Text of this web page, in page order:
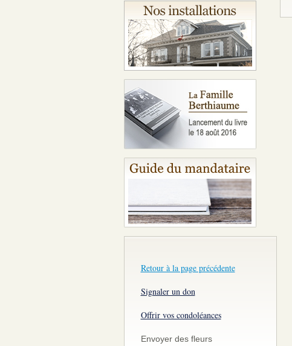
Retour à la page précédente
Signaler un don
Offrir vos condoléances
Envoyer des fleurs